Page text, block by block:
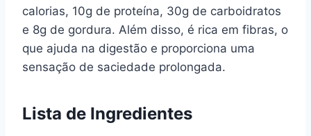
calorias, 10g de proteína, 30g de carboidratos
e 8g de gordura. Além disso, é rica em fibras, o
que ajuda na digestão e proporciona uma
sensação de saciedade prolongada.
Lista de Ingredientes